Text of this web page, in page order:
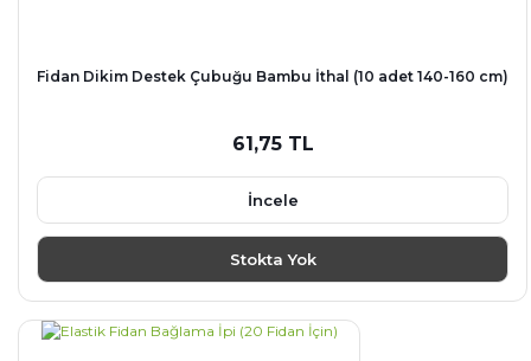
Fidan Dikim Destek Çubuğu Bambu İthal (10 adet 140-160 cm)
61,75 TL
İncele
Stokta Yok